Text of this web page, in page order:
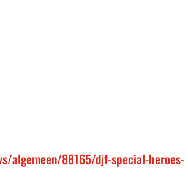
algemeen/88165/djf-special-heroes-